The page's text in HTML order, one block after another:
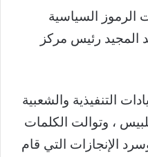
السياسية
المجيد رئيس مركز
التنفيذية والشعبية
، وتوالت الكلمات
الإنجازات التي قام